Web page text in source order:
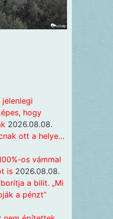
hogy
2026.08.08.
ott a helye…
os vámmal
is 2026.08.08.
a bilit. „Mi
a pénzt”